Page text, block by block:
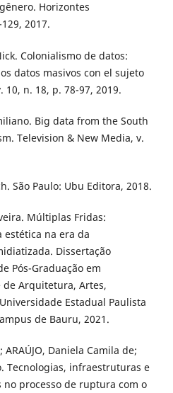
Horizontes
2017.
Colonialismo de datos:
datos masivos con el sujeto
n. 18, p. 78-97, 2019.
Big data from the South
Television & New Media, v.
São Paulo: Ubu Editora, 2018.
Múltiplas Fridas:
estética na era da
Dissertação
Pós-Graduação em
de Arquitetura, Artes,
Estadual Paulista
de Bauru, 2021.
Daniela Camila de;
Tecnologias, infraestruturas e
processo de ruptura com o